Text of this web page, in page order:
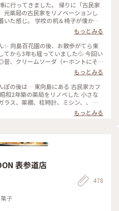
ました。 帰りに「古民家
元薬局の古民家をリノベーションし
いた感じ。 学校の机＆椅子が懐かし
イス。 卵の下にチーズが入ってい
はスイーツをいただきたいな〜 #曳
#スカイツリー
もっとみる
✨ 向島百花園の後、お散歩がてら東
から3年も経っていました💦 今回い
昔、クリームソーダ（←ホントにそ
ここに来ると頼みたくなるクリー
投稿していた😂） そしてお初の焼き
わらずレトロ感溢れ、ダウンライト
トカードをもらったので、 また訪問
ぐま #古民家カフェ #レトロ #もと
べてないよ #私のことりっぷ旅 #レ
もっとみる
ぽの後は… 東向島にある 古民家カフ
和2年築の薬局をリノベした 小さな
ラス、薬棚、柱時計、ミシン、、 古
子などなど… なんともノスタルジック
ャスミン茶、 ショコラと珈琲のタル
ぐま#古民家カフェ#東京カフェ#ゆ
もっとみる
表参道店
子
478